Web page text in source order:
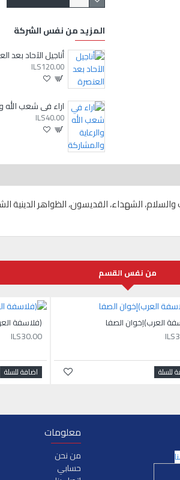
المزيد من نفس الشركة
أناجيل الآحاد بعد
ILS120.00
ILS40.00
الشهداء، القديسون، الظواهر
من نفس القسم
العرب)إخوان الصفا
للسلة
(فلاسفة
ILS30.00
اضافة للسلة
معلومات
من نحن
حسابي